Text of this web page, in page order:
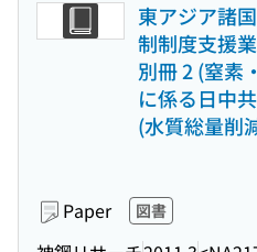
東アジア諸
制制度支援
別冊 2 (窒素
に係る日中
(水質総量削
Paper 図書